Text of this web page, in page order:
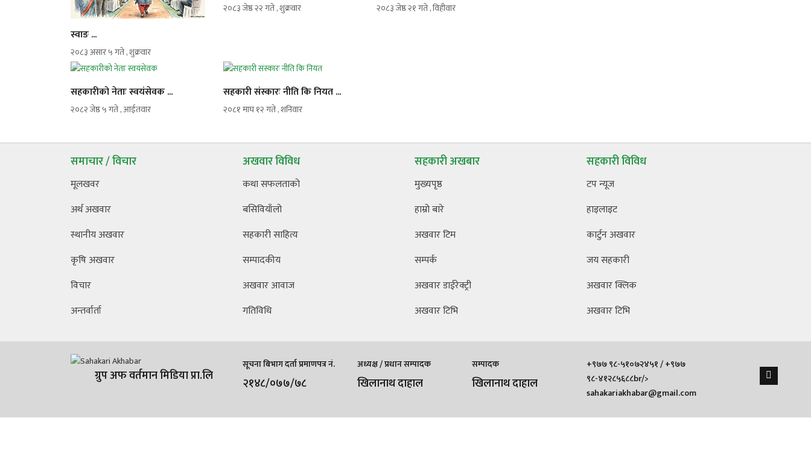
स्वाङ ...
२०८३ असार ५ गते , शुक्रवार
२०८३ जेष्ठ २२ गते , शुक्रवार २०८३ जेष्ठ २१ गते , विहीवार
सहकारीको नेताः स्वयंसेवक ...
२०८२ जेष्ठ ५ गते , आईतवार
सहकारी संस्कारः नीति कि नियत ...
२०८१ माघ १२ गते , शनिवार
समाचार / विचार
मूलखवर
अर्थ अखवार
स्थानीय अखवार
कृषि अखवार
विचार
अन्तर्वार्ता
अखवार विविध
कथा सफलताको
बसिवियाँलो
सहकारी साहित्य
सम्पादकीय
अखवार आवाज
गतिविधि
सहकारी अखबार
मुख्यपृष्ठ
हाम्रो बारे
अखवार टिम
सम्पर्क
अखवार डाईरेक्ट्री
अखवार टिभि
सहकारी विविध
टप न्यूज
हाइलाइट
कार्टुन अखवार
जय सहकारी
अखवार क्लिक
अखवार टिभि
ग्रुप अफ वर्तमान मिडिया प्रा.लि
सूचना बिभाग दर्ता प्रमाणपत्र नं.
२१४८/०७७/७८
अध्यक्ष / प्रधान सम्पादक
खिलानाथ दाहाल
सम्पादक
खिलानाथ दाहाल
+९७७ ९८-५१०७२४५१ / +९७७
९८-४१२८५६८८br/>
sahakariakhabar@gmail.com